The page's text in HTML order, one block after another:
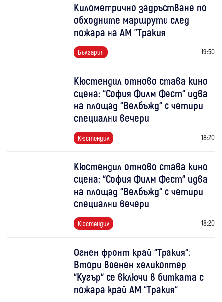
Километрично задръстване по
обходните маршрути след
пожара на АМ "Тракия
България 19:50
Кюстендил отново става кино
сцена: “София Филм Фест“ идва
на площад “Велбъжд“ с четири
специални вечери
Кюстендил 18:20
Кюстендил отново става кино
сцена: “София Филм Фест“ идва
на площад “Велбъжд“ с четири
специални вечери
Кюстендил 18:20
Огнен фронт край “Тракия“:
Втори военен хеликоптер
“Кугър“ се включи в битката с
пожара край АМ “Тракия“